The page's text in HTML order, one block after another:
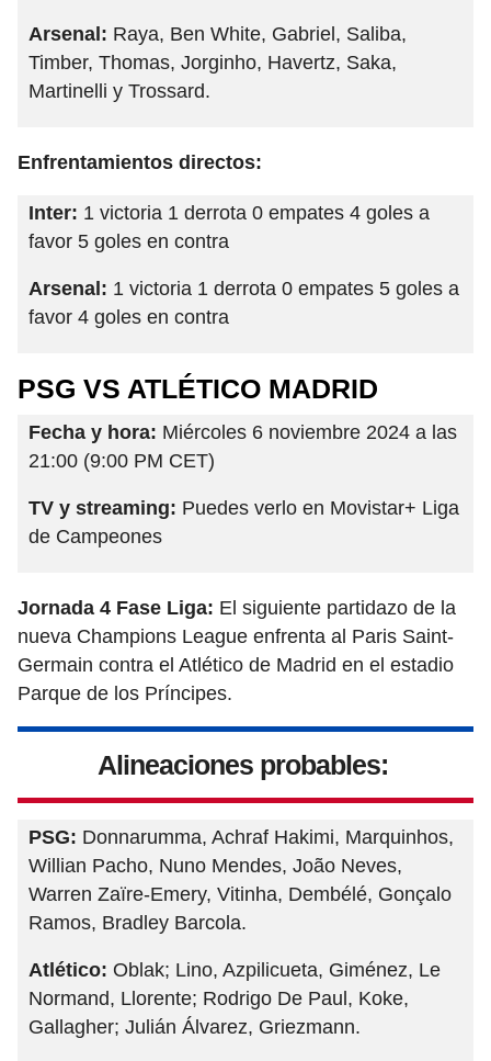
Arsenal: Raya, Ben White, Gabriel, Saliba,
Timber, Thomas, Jorginho, Havertz, Saka,
Martinelli y Trossard.
Enfrentamientos directos:
Inter: 1 victoria 1 derrota 0 empates 4 goles a
favor 5 goles en contra
Arsenal: 1 victoria 1 derrota 0 empates 5 goles a
favor 4 goles en contra
PSG VS ATLÉTICO MADRID
Fecha y hora: Miércoles 6 noviembre 2024 a las
21:00 (9:00 PM CET)
TV y streaming: Puedes verlo en Movistar+ Liga
de Campeones
Jornada 4 Fase Liga: El siguiente partidazo de la
nueva Champions League enfrenta al Paris Saint-
Germain contra el Atlético de Madrid en el estadio
Parque de los Príncipes.
Alineaciones probables:
PSG: Donnarumma, Achraf Hakimi, Marquinhos,
Willian Pacho, Nuno Mendes, João Neves,
Warren Zaïre-Emery, Vitinha, Dembélé, Gonçalo
Ramos, Bradley Barcola.
Atlético: Oblak; Lino, Azpilicueta, Giménez, Le
Normand, Llorente; Rodrigo De Paul, Koke,
Gallagher; Julián Álvarez, Griezmann.